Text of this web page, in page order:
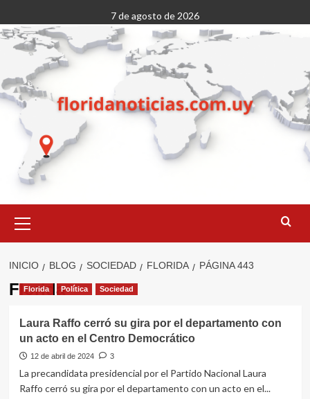
al
contenido
7 de agosto de 2026
primario
INICIO BLOG SOCIEDAD FLORIDA PÁGINA 443
Florida
Florida Política Sociedad
Laura Raffo cerró su gira por el departamento con
un acto en el Centro Democrático
12 de abril de 2024 3
La precandidata presidencial por el Partido Nacional Laura
Raffo cerró su gira por el departamento con un acto en el...